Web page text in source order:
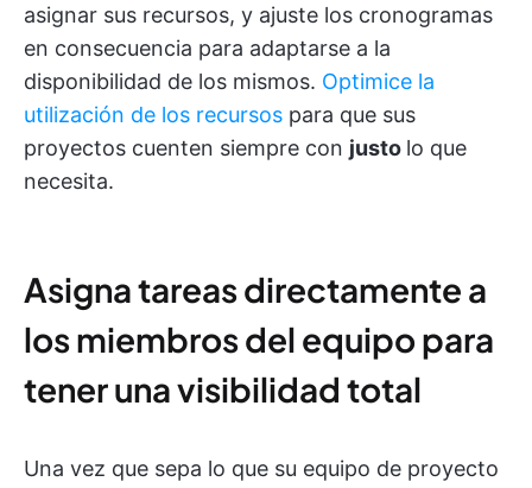
asignar sus recursos, y ajuste los cronogramas
en consecuencia para adaptarse a la
disponibilidad de los mismos. Optimice la
utilización de los recursos para que sus
proyectos cuenten siempre con justo lo que
necesita.
Asigna tareas directamente a
los miembros del equipo para
tener una visibilidad total
Una vez que sepa lo que su equipo de proyecto